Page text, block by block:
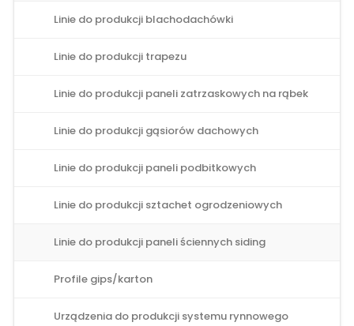
Linie do produkcji blachodachówki
Linie do produkcji trapezu
Linie do produkcji paneli zatrzaskowych na rąbek
Linie do produkcji gąsiorów dachowych
Linie do produkcji paneli podbitkowych
Linie do produkcji sztachet ogrodzeniowych
Linie do produkcji paneli ściennych siding
Profile gips/karton
Urządzenia do produkcji systemu rynnowego